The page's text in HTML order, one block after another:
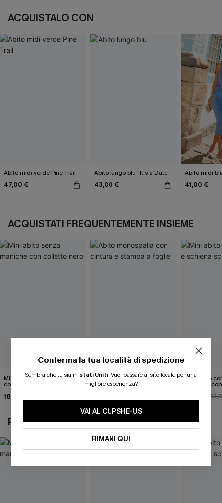
ACQUISTALO CON
Abito midi verde Pine Trail
47,00 €
Abito lungo blu "It's a Date"
43,00 €
Abito midi
41,00 €
ACQUISTATI FREQUENTEMENTE INSIEME
Mini abito senza maniche
con colletto nero
18,90 €
Abito monospalla con
cintura e stampa a foglie
Mini abito
schiena
POTREBBE INTERESSARTI ANCHE
Conferma la tua località di spedizione
Sembra che tu sia in stati Uniti. Vuoi passare al sito locale per una
migliore esperienza?
VAI AL CUPSHE-US
RIMANI QUI